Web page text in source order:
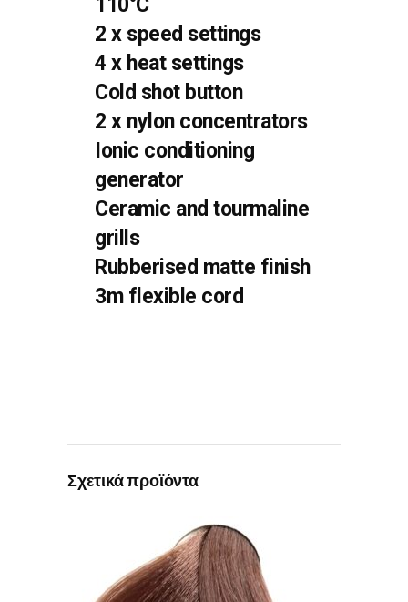
110°C
2 x speed settings
4 x heat settings
Cold shot button
2 x nylon concentrators
Ionic conditioning
generator
Ceramic and tourmaline
grills
Rubberised matte finish
3m flexible cord
Σχετικά προϊόντα